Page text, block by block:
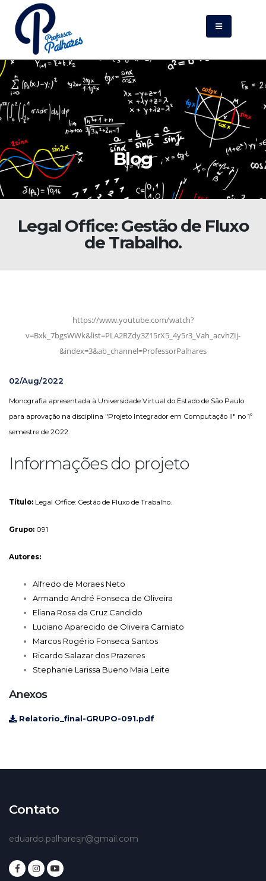
Blog
Legal Office: Gestão de Fluxo
de Trabalho.
https://www.youtube.com/watch?
v=Bxk_7bgsWWk&list=PLA2RZdy3Z15rX5_4y5r3_Vah_acvhZIj-
&index=3&ab_channel=ProfessorPalhares
02/Aug/2022
Monografia apresentada à Universidade Virtual do Estado de São Paulo
para aprovação na disciplina "Projeto Integrador em Computação II" no 1º
semestre de 2022.
Informações do projeto
Título: Legal Office: Gestão de Fluxo de Trabalho.
Grupo: 091
Autores:
Alfredo de Moraes Neto
Armando André Fonseca de Oliveira
Eliana Rosa da Cruz Candido
Luciano Aparecido de Oliveira Carniato
Marcos Rogério Fonseca Santos
Ricardo Salazar dos Prazeres
Stephanie Larissa Bueno Maia Leite
Anexos
Relatorio_final-GRUPO-091.pdf
Contato
eduardo.palharesjr@gmail.com